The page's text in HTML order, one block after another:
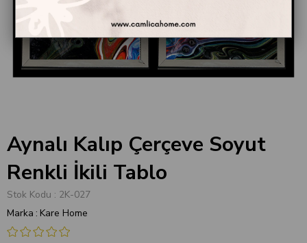
Aynalı Kalıp Çerçeve Soyut
Renkli İkili Tablo
Stok Kodu
2K-027
Marka : Kare Home